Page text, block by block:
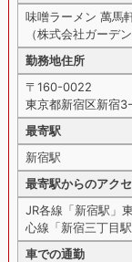
味噌ラーメン 萬馬
（株式会社ガーデン
勤務地住所
〒160-0022
東京都新宿区新宿
最寄駅
新宿駅
最寄駅からのアク
JR各線「新宿駅」
心線「新宿三丁目
車での通勤